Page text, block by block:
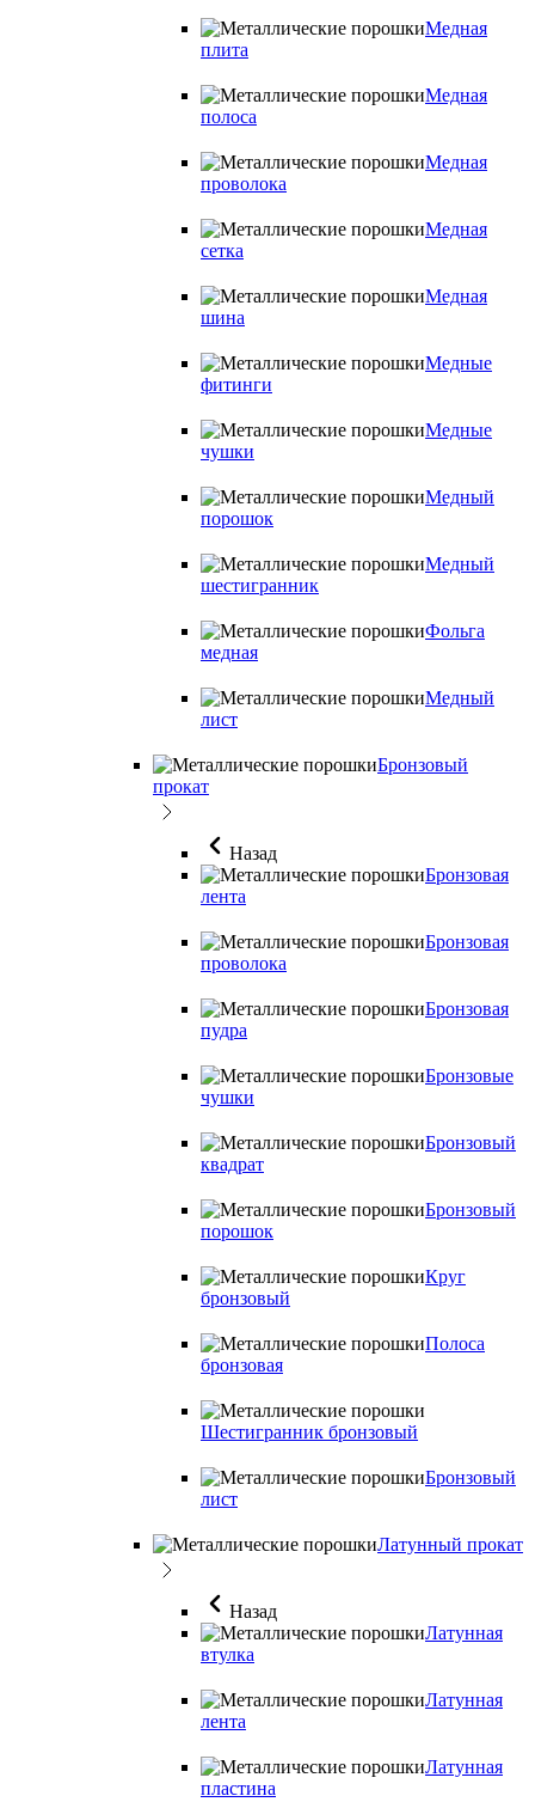
Медная
плита
Медная
полоса
Медная
проволока
Медная
сетка
Медная
шина
Медные
фитинги
Медные
чушки
Медный
порошок
Медный
шестигранник
Фольга
медная
Медный
лист
Бронзовый
прокат
Назад
Бронзовая
лента
Бронзовая
проволока
Бронзовая
пудра
Бронзовые
чушки
Бронзовый
квадрат
Бронзовый
порошок
Круг
бронзовый
Полоса
бронзовая
Шестигранник бронзовый
Бронзовый
лист
Латунный прокат
Назад
Латунная
втулка
Латунная
лента
Латунная
пластина